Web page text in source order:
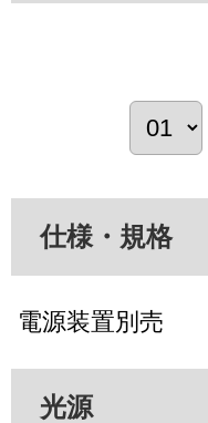
仕様・規格
電源装置別売
光源